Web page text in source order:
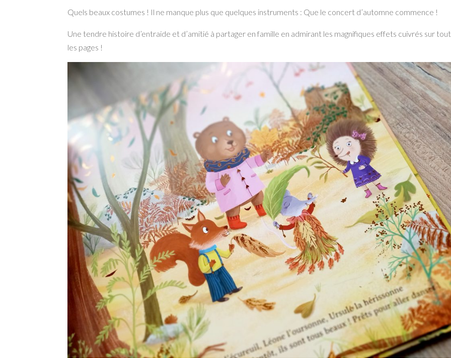
Quels beaux costumes ! Il ne manque plus que quelques instruments : Que le concert d’automne commence !
Une tendre histoire d’entraide et d’amitié à partager en famille en admirant les magnifiques effets cuivrés sur
les pages !